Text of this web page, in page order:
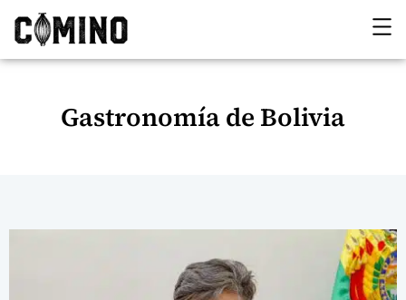
Gastronomía de Bolivia